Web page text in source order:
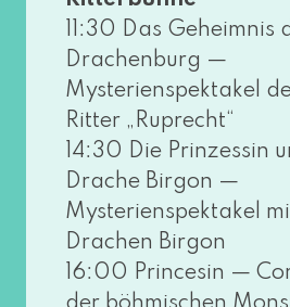
11:30 Das Geheimnis
Drachenburg —
Mysterienspektakel
Ritter „Ruprecht“
14:30 Die Prinzessin
Drache Birgon —
Mysterienspektakel
Drachen Birgon
16:00 Princesin —